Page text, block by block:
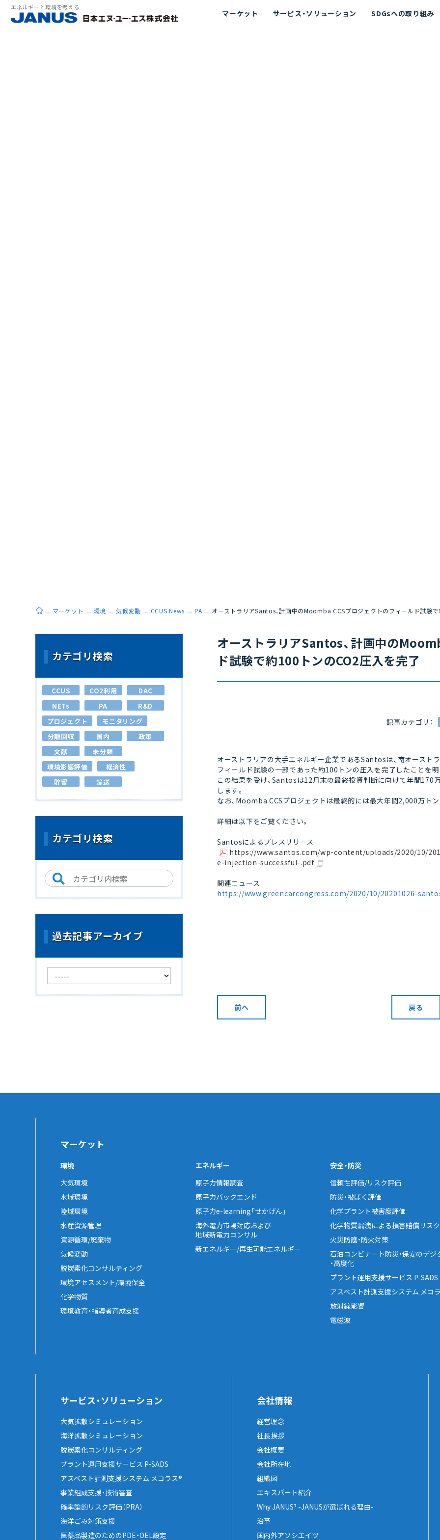
エネルギーと環境を考える
マーケット サービス・ソリューション SDGsへの取り組み
ホームマーケット 環境 気候変動 CCUS News PA オーストラリアSantos、計画中のMoomba CCSプロジェクトのフィールド試験
オーストラリアSantos、計画中の
ド試験で約100トンのCO2圧入を完了
記事カテゴリ：
オーストラリアの大手エネルギー企業であるSantosは、南オース
フィールド試験の一部であった約100トンの圧入を完了したことを明
この結果を受け、Santosは12月末の最終投資判断に向けて年間170
します。
なお、Moomba CCSプロジェクトは最終的には最大年間2,000万ト
詳細は以下をご覧ください。
Santosによるプレスリリース
https://www.santos.com/wp-content/uploads/2020/10/
e-injection-successful-.pdf
関連ニュース
https://www.greencarcongress.com/2020/10/20201026-
前へ 戻る
カテゴリ検索
CCUS CO2利用
DAC
NETs
PA
R&D
プロジェクト
モニタリング
分離回収
国内
政策
文献
未分類
環境影響評価
経済性
貯留
輸送
カテゴリ検索
過去記事アーカイブ
マーケット
環境
大気環境
水域環境
陸域環境
水産資源管理
資源循環/廃棄物
気候変動
脱炭素化コンサルティング
環境アセスメント/環境保全
化学物質
環境教育・指導者育成支援
エネルギー
原子力情報調査
原子力バックエンド
原子力e-learning「せかげん」
海外電力市場対応および
地域新電力コンサル
新エネルギー/再生可能エネルギー
安全・防災
信頼性評価/リスク評価
防災・被ばく評価
化学プラント被害度評価
化学物質漏洩による損害賠償リス
火災防護・防火対策
石油コンビナート防災・保安のデジ
・高度化
プラント運用支援サービス P-SADS
アスベスト計測支援システム メコ
放射線影響
電磁波
サービス・ソリューション
大気拡散シミュレーション
海洋拡散シミュレーション
脱炭素化コンサルティング
プラント運用支援サービス P-SADS
アスベスト計測支援システム メコラス®
事業組成支援・技術審査
確率論的リスク評価（PRA）
海洋ごみ対策支援
医薬品製造のためのPDE・OEL設定
会社情報
経営理念
社長挨拶
会社概要
会社所在地
組織図
エキスパート紹介
Why JANUS? -JANUSが選ばれる理由-
沿革
国内外アソシエイツ